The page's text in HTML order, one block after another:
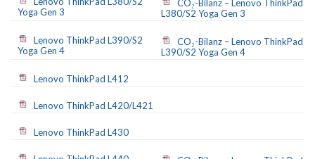
Yoga Gen 3
CO₂-Bilanz – Lenovo ThinkPad
L380/S2 Yoga Gen 3
Lenovo ThinkPad L390/S2
Yoga Gen 4
CO₂-Bilanz – Lenovo ThinkPad
L390/S2 Yoga Gen 4
Lenovo ThinkPad L412
Lenovo ThinkPad L420/L421
Lenovo ThinkPad L430